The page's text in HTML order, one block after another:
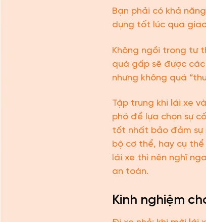
Bạn phải có khả
dụng tốt lúc qua
Không ngồi trong tư
quá gấp sẽ được
nhưng không quá
Tập trung khi lái xe
phó để lựa chọn sự
tốt nhất bảo đảm sự
bộ cơ thể, hay cụ
lái xe thì nên nghĩ
an toàn.
Kinh nghiệm